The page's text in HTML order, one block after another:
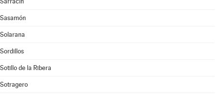
Sasamón
Solarana
Sordillos
Sotillo de la Ribera
Sotragero